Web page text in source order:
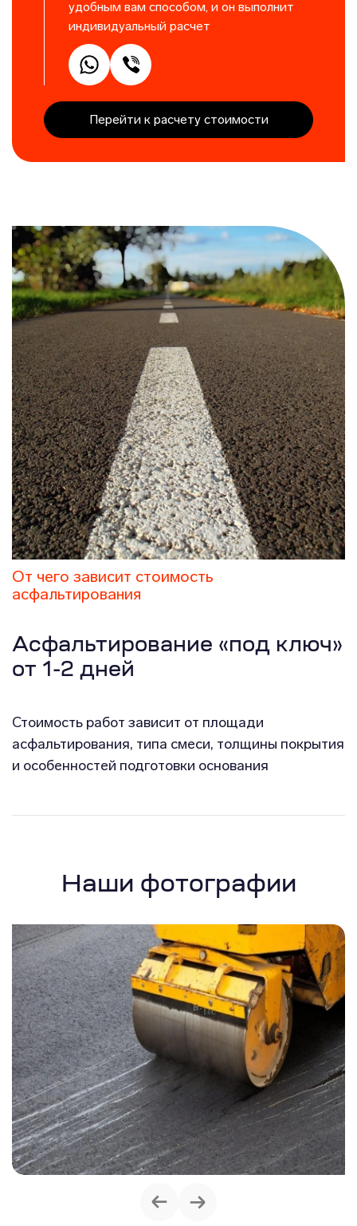
удобным вам способом, и он выполнит
индивидуальный расчет
Перейти к расчету стоимости
От чего зависит стоимость
асфальтирования
Асфальтирование «под ключ»
от 1-2 дней
Стоимость работ зависит от площади
асфальтирования, типа смеси, толщины покрытия
и особенностей подготовки основания
Наши фотографии